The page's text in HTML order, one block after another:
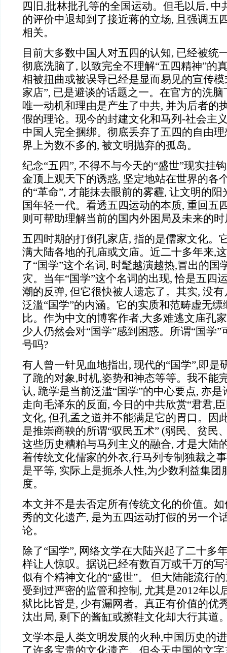
四旧,批林批孔等的全国运动。但毛以后, 中
的评价中退却到了接近蒋的立场, 且强调五
相关。
目前大多数中国人对五四的认知, 已经被统
彻底洗脑了, 以致完全不理解“五四精神”的
相被扭曲或被误导已经是显而易见的宣传
家店”, 已是避谈的话题之一。在官方的洗
唯一动机和理由是产生了中共, 并为后者的
假的理论。现今的封建文化和马列-社会主
中国人完全捆绑。彻底丢弃了五四的自由
界上为数不多的, 被文明抛弃的孤岛。
纪念“五四”, 不得不与今天的“盛世”现实挂
金顶上观天下的诱惑, 坚定地站在世界的各
的“革命”, 才能抹去眼前的雾霾, 让文明的
国年轻一代。看透五四运动的本质, 重回五
则可帮助理解当前的国内外困局及未来的
五四时期的打倒孔家店, 指的是儒家文化。
满大陆各地的孔庙或文庙。近二十多年来,
了“国学”这个名词, 时髦越演越热,冒出的国
灾。当年“国学”这个名词的出现, 恰是五四
潮的反弹, 但它很快被人遗忘了。其实, 没
泛滥“国学”的内涵。它的实质和范畴虚无缥
比。作为中文的博客作者,大多难逃文庙孔
少人仍然会对“国学”感到困惑。所谓“国学
号吗?
有人曾一针见血地指出, 现代的“国学”,即是
了跪的对象,时机,姿势和神态等等。我不能
认, 跪学是当前泛滥“国学”的中心要点, 亦
走向毛泽东的反面, 今日的中共欣赏“君君,
文化, 但孔孟之道并不能满足它的胃口。因
是推崇商鞅的所谓“驭民五术” (弱民、贫民
这些历史糟粕与马列主义的融合, 才是大陆
着传统文化儒家的外衣,行马列专制独裁之
是平等, 实际上是扼杀人性,为少数利益集团
度。
本文并不是去否定所有传统文化的价值。
秀的文化遗产, 是为五四运动打假的另一个
论。
除了“国学”, 网络文学在大陆兴起了二十多
样让人惊叹。据说已经有数百万或千万的
似有个精神文化的“盛世”。 但大陆能流行
受到过严密的监管和控制, 尤其是2012年以
狱比比皆是, 少有漏网者。真正有价值的优
汰出局, 剩下的酱缸或擦鞋文化却大行其道
文学本是人类文明发展的火种,中国历史的
了许多宝贵的文化遗产。但今天中国的文